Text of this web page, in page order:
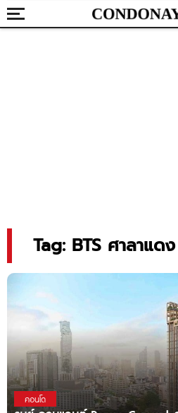
Tag: BTS ศาลาแดง
คอนโด